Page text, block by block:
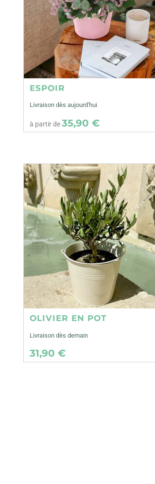
ESPOIR
Livraison dès aujourd'hui
à partir de35,90 €
OLIVIER EN POT
Livraison dès demain
31,90 €